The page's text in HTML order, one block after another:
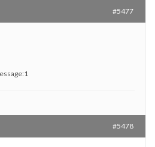
#5477
#5478